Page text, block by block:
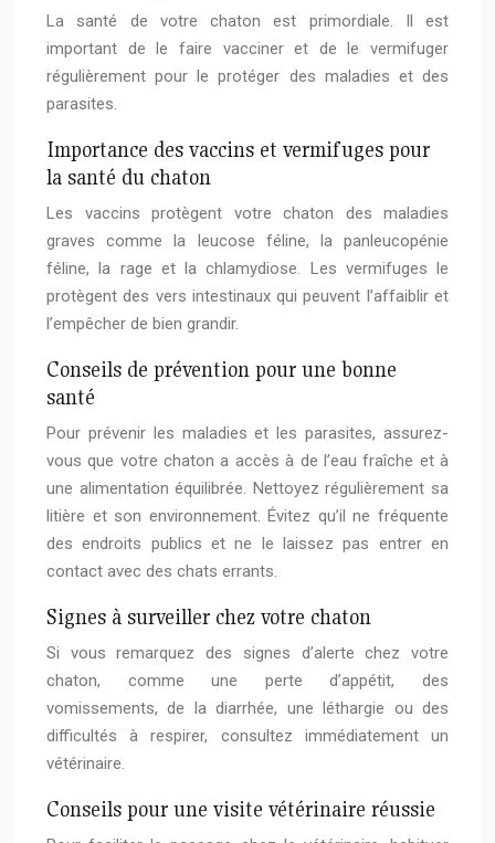
La santé de votre chaton est primordiale. Il est
important de le faire vacciner et de le vermifuger
régulièrement pour le protéger des maladies et des
parasites.
Importance des vaccins et vermifuges pour
la santé du chaton
Les vaccins protègent votre chaton des maladies
graves comme la leucose féline, la panleucopénie
féline, la rage et la chlamydiose. Les vermifuges le
protègent des vers intestinaux qui peuvent l’affaiblir et
l’empêcher de bien grandir.
Conseils de prévention pour une bonne
santé
Pour prévenir les maladies et les parasites, assurez-
vous que votre chaton a accès à de l’eau fraîche et à
une alimentation équilibrée. Nettoyez régulièrement sa
litière et son environnement. Évitez qu’il ne fréquente
des endroits publics et ne le laissez pas entrer en
contact avec des chats errants.
Signes à surveiller chez votre chaton
Si vous remarquez des signes d’alerte chez votre
chaton, comme une perte d’appétit, des
vomissements, de la diarrhée, une léthargie ou des
difficultés à respirer, consultez immédiatement un
vétérinaire.
Conseils pour une visite vétérinaire réussie